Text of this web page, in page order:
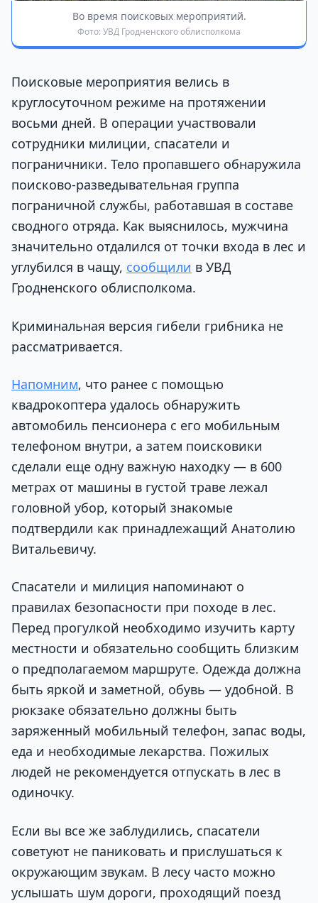
Во время поисковых мероприятий.
Фото: УВД Гродненского облисполкома
Поисковые мероприятия велись в
круглосуточном режиме на протяжении
восьми дней. В операции участвовали
сотрудники милиции, спасатели и
пограничники. Тело пропавшего обнаружила
поисково-разведывательная группа
пограничной службы, работавшая в составе
сводного отряда. Как выяснилось, мужчина
значительно отдалился от точки входа в лес и
углубился в чащу, сообщили в УВД
Гродненского облисполкома.
Криминальная версия гибели грибника не
рассматривается.
Напомним, что ранее с помощью
квадрокоптера удалось обнаружить
автомобиль пенсионера с его мобильным
телефоном внутри, а затем поисковики
сделали еще одну важную находку — в 600
метрах от машины в густой траве лежал
головной убор, который знакомые
подтвердили как принадлежащий Анатолию
Витальевичу.
Спасатели и милиция напоминают о
правилах безопасности при походе в лес.
Перед прогулкой необходимо изучить карту
местности и обязательно сообщить близким
о предполагаемом маршруте. Одежда должна
быть яркой и заметной, обувь — удобной. В
рюкзаке обязательно должны быть
заряженный мобильный телефон, запас воды,
еда и необходимые лекарства. Пожилых
людей не рекомендуется отпускать в лес в
одиночку.
Если вы все же заблудились, спасатели
советуют не паниковать и прислушаться к
окружающим звукам. В лесу часто можно
услышать шум дороги, проходящий поезд